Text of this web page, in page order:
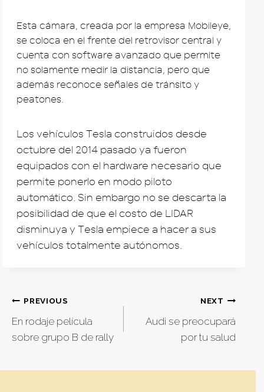
Esta cámara, creada por la empresa Mobileye,
se coloca en el frente del retrovisor central y
cuenta con software avanzado que permite
no solamente medir la distancia, pero que
además reconoce señales de tránsito y
peatones.
Los vehículos Tesla construidos desde
octubre del 2014 pasado ya fueron
equipados con el hardware necesario que
permite ponerlo en modo piloto
automático. Sin embargo no se descarta la
posibilidad de que el costo de LIDAR
disminuya y Tesla empiece a hacer a sus
vehículos totalmente autónomos.
Post
navigation
PREVIOUS
En rodaje película
sobre grupo B de rally
NEXT
Audi se preocupará
por tu salud